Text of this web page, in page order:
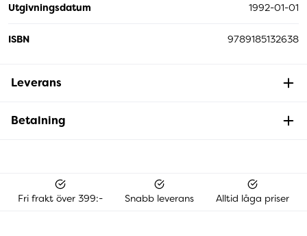
Utgivningsdatum 1992-01-01
ISBN 9789185132638
Leverans
Betalning
Fri frakt över 399:- Snabb leverans Alltid låga priser